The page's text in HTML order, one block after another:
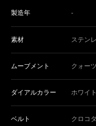
製造年 -
素材 ステン
ムーブメント クォーツ
ダイアルカラー ホワイト
ベルト
クロコ